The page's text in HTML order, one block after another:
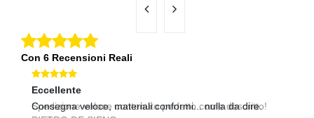
Con 6 Recensioni Reali
Spedizione veloce contenuto perfetto come descritto!
Eccellente
Consegna veloce, materiali conformi... nulla da dire.